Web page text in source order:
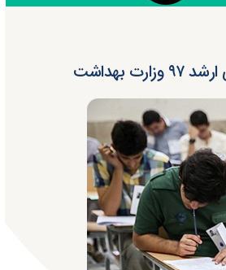
بهداشت